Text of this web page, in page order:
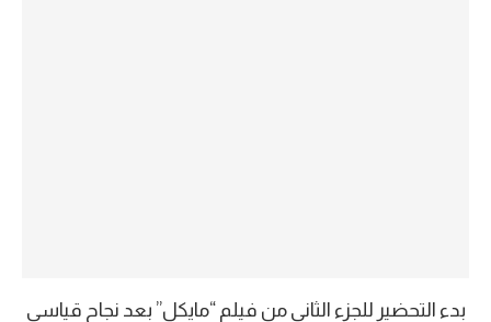
بدء التحضير للجزء الثاني من فيلم “مايكل” بعد نجاح قياسي